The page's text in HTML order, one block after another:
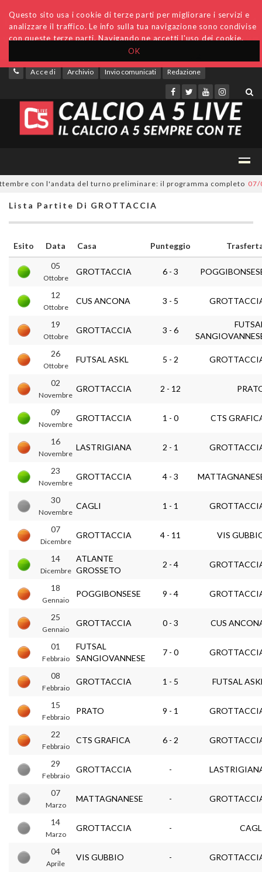
OK
Questo sito usa i cookie di terze parti per migliorare i servizi e
analizzare il traffico. Le info sulla tua navigazione sono condivise
con queste terze parti. Navigando ne accetti l'uso dei cookie.
Accedi Archivio Invio comunicati Redazione
con l'andata del turno preliminare: il programma completo 07/
Lista Partite Di GROTTACCIA
Esito Data Casa Punteggio
05
Ottobre
GROTTACCIA 6 - 3
12
Ottobre
CUS ANCONA 3 - 5
19
Ottobre
GROTTACCIA 3 - 6
26
Ottobre
FUTSAL ASKL 5 - 2
02
Novembre
GROTTACCIA 2 - 12
09
Novembre
GROTTACCIA 1 - 0 CTS
16
Novembre
LASTRIGIANA 2 - 1
23
Novembre
GROTTACCIA 4 - 3
30
Novembre
CAGLI 1 - 1
07
Dicembre
GROTTACCIA 4 - 11 VIS
14
Dicembre
ATLANTE
GROSSETO
2 - 4
18
Gennaio
POGGIBONSESE 9 - 4
25
Gennaio
GROTTACCIA 0 - 3 CUS
01
Febbraio
FUTSAL
SANGIOVANNESE
7 - 0
08
Febbraio
GROTTACCIA 1 - 5 FUTSAL
15
Febbraio
PRATO 9 - 1
22
Febbraio
CTS GRAFICA 6 - 2
29
Febbraio
GROTTACCIA -
07
Marzo
MATTAGNANESE -
14
Marzo
GROTTACCIA -
04
Aprile
VIS GUBBIO -